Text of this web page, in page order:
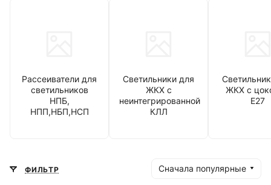
Рассеиватели для
светильников
НПБ,
НПП,НБП,НСП
Светильники для
ЖКХ с
неинтегрированной
КЛЛ
ЖКХ с
Е27
ФИЛЬТР Сначала популярные